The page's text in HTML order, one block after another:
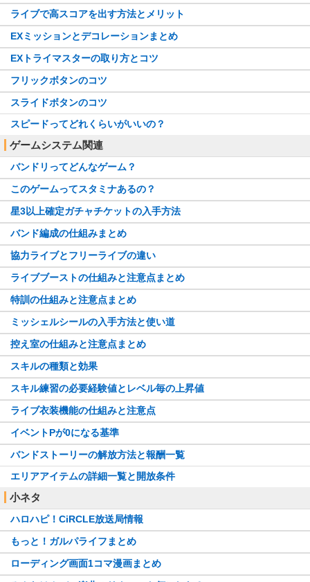
ライブで高スコアを出す方法とメリット
EXミッションとデコレーションまとめ
EXトライマスターの取り方とコツ
フリックボタンのコツ
スライドボタンのコツ
スピードってどれくらいがいいの？
ゲームシステム関連
バンドリってどんなゲーム？
このゲームってスタミナあるの？
星3以上確定ガチャチケットの入手方法
バンド編成の仕組みまとめ
協力ライブとフリーライブの違い
ライブブーストの仕組みと注意点まとめ
特訓の仕組みと注意点まとめ
ミッシェルシールの入手方法と使い道
控え室の仕組みと注意点まとめ
スキルの種類と効果
スキル練習の必要経験値とレベル毎の上昇値
ライブ衣装機能の仕組みと注意点
イベントPが0になる基準
バンドストーリーの解放方法と報酬一覧
エリアアイテムの詳細一覧と開放条件
小ネタ
ハロハピ！CiRCLE放送局情報
もっと！ガルパライフまとめ
ローディング画面1コマ漫画まとめ